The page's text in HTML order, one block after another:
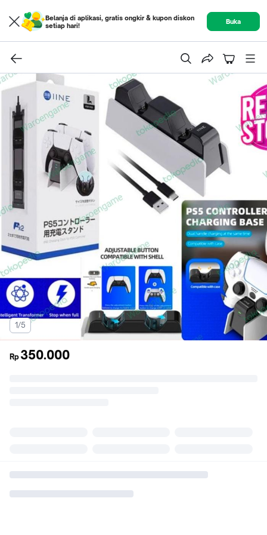
Belanja di aplikasi, gratis ongkir & kupon diskon
setiap hari!
Buka
1/5
Rp 350.000